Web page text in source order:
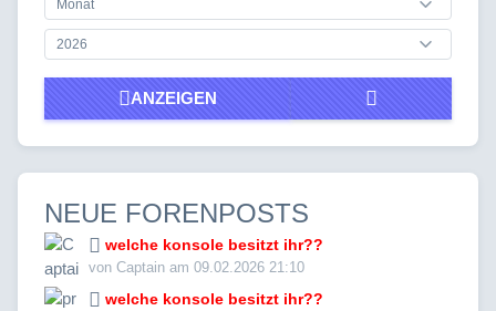
ANZEIGEN
NEUE FORENPOSTS
welche konsole besitzt ihr??
von Captain am 09.02.2026 21:10
welche konsole besitzt ihr??